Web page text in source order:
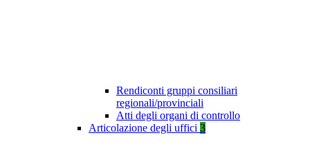
Rendiconti gruppi consiliari
regionali/provinciali
Atti degli organi di controllo
Articolazione degli uffici 3